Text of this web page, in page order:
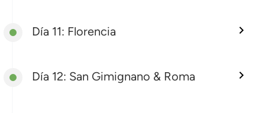
Día 11: Florencia
Día 12: San Gimignano & Roma